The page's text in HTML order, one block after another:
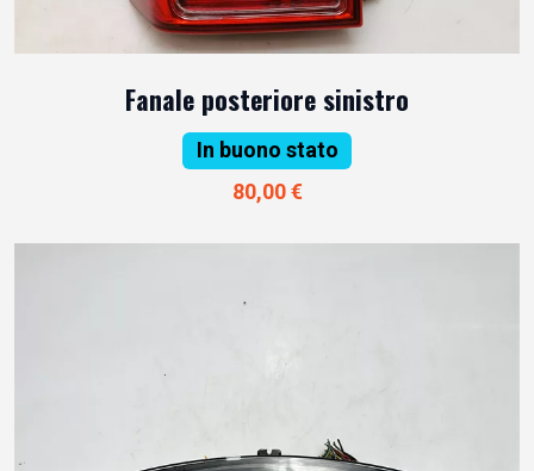
Fanale posteriore sinistro
In buono stato
80,00 €